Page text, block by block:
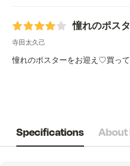
憧れのポス
寺田太久己
憧れのポスターをお迎え♡買って
Specifications About